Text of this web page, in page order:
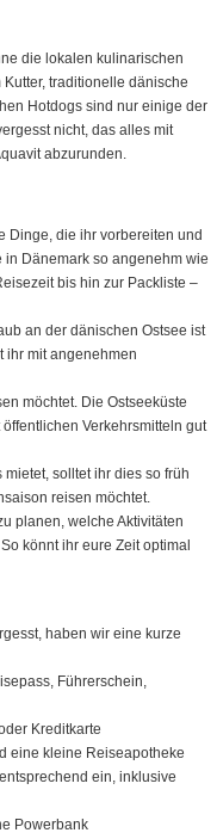
die lokalen kulinarischen
traditionelle dänische
Hotdogs sind nur einige der
nicht, das alles mit
abzurunden.
Dinge, die ihr vorbereiten und
in Dänemark so angenehm wie
bis hin zur Packliste –
an der dänischen Ostsee ist
ihr mit angenehmen
möchtet. Die Ostseeküste
Verkehrsmitteln gut
solltet ihr dies so früh
reisen möchtet.
planen, welche Aktivitäten
könnt ihr eure Zeit optimal
haben wir eine kurze
Führerschein,
Kreditkarte
eine kleine Reiseapotheke
ein, inklusive
Powerbank